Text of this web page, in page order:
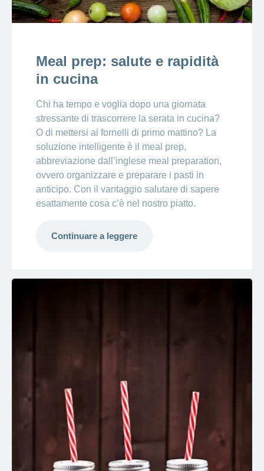
Meal prep: salute e rapidità
in cucina
Chi ha tempo e voglia dopo una giornata
stressante di trascorrere la serata in cucina?
O di mettersi ai fornelli di primo mattino? La
soluzione intelligente è il meal prep,
abbreviazione dall’inglese meal preparation,
ovvero organizzare e preparare i pasti in
anticipo. Con il vantaggio salutare di sapere
esattamente cosa c’è nel nostro piatto.
Continuare a leggere